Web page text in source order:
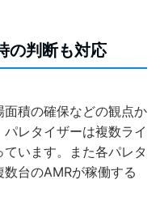
の判断も対応
積の確保などの観点か
レタイザーは複数ライ
います。また各パレタ
台のAMRが稼働する